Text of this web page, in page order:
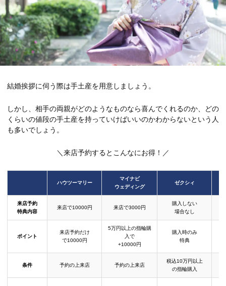
結婚挨拶に伺う際は手土産を用意しましょう。
しかし、相手の両親がどのようなものなら喜んでくれるのか、どの
くらいの値段の手土産を持っていけばいいのかわからないという人
も多いでしょう。
＼来店予約するとこんなにお得！／
ハウツーマリー
マイナビ
ウェディング
ゼクシィ
来店予約
特典内容
来店で10000円 来店で3000円
購入しない
場合なし
ポイント
来店予約だけ
で10000円
5万円以上の指輪購
入で
+10000円
購入時のみ
特典
条件 予約の上来店 予約の上来店
税込10万円以上
の指輪購入